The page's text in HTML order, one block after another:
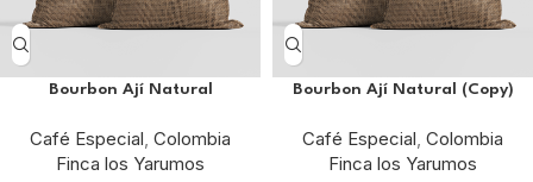
Bourbon Ají Natural
Café Especial, Colombia
Finca los Yarumos
Bourbon Ají Natural (Copy)
Café Especial, Colombia
Finca los Yarumos